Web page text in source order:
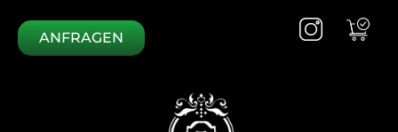
ANFRAGEN